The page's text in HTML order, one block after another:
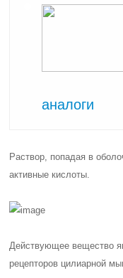
аналоги
Раствор, попадая в
активные кислоты.
Действующее вещество
рецепторов цилиарной